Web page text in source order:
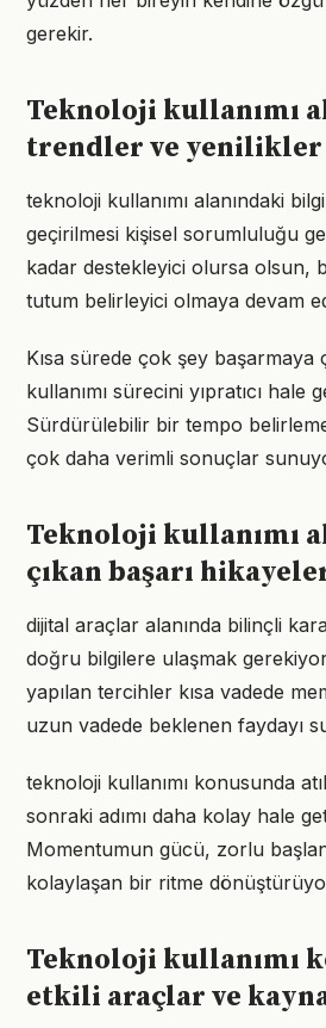
gerekir.
Teknoloji kullanımı
trendler ve yenilikler
teknoloji kullanımı alanındaki
geçirilmesi kişisel sorumluluğu
kadar destekleyici olursa olsun,
tutum belirleyici olmaya devam
Kısa sürede çok şey başarmaya
kullanımı sürecini yıpratıcı hale
Sürdürülebilir bir tempo
çok daha verimli sonuçlar
Teknoloji kullanımı
çıkan başarı
dijital araçlar alanında bilinçli
doğru bilgilere ulaşmak
yapılan tercihler kısa vadede
uzun vadede beklenen faydayı
teknoloji kullanımı konusunda
sonraki adımı daha kolay hale
Momentumun gücü, zorlu
kolaylaşan bir ritme
Teknoloji kullanımı
etkili araçlar ve